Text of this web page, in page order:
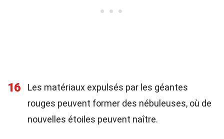
16
Les matériaux expulsés par les géantes
rouges peuvent former des nébuleuses, où de
nouvelles étoiles peuvent naître.